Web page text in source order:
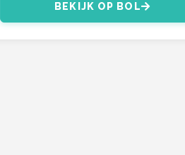
BEKIJK OP BOL